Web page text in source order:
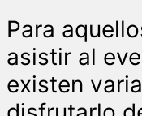
Para
asistir al
existen